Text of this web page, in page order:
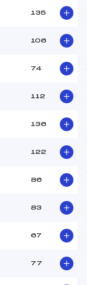
JIMMY (AP)
120.0100
135
106
74
112
136
122
86
83
67
77